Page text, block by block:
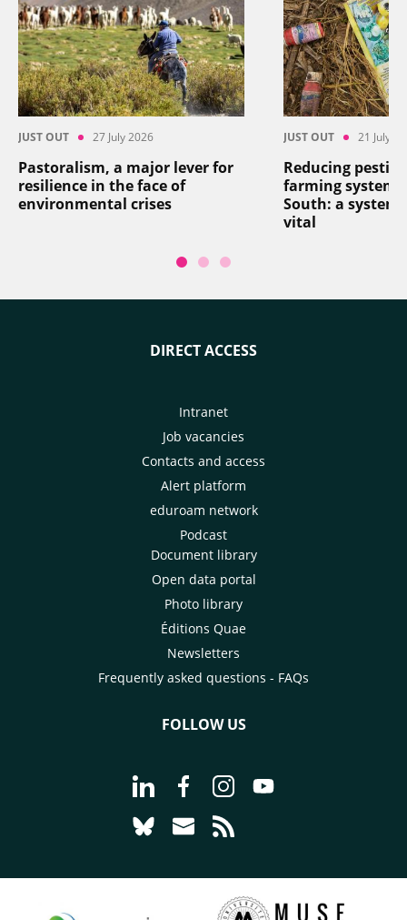
JUST OUT 27 July 2026
Pastoralism, a major lever for
resilience in the face of
environmental crises
JUST OUT 21 July
Reducing
farming
South: a
vital
DIRECT ACCESS
Intranet
Job vacancies
Contacts and access
Alert platform
eduroam network
Podcast
Document library
Open data portal
Photo library
Éditions Quae
Newsletters
Frequently asked questions - FAQs
FOLLOW US
Go to page Follow us on LinkedIn -
Go to page Follow us on
Go to page Follow us on
Go to page Follow
Go to page Follow us on Bluesky -
Go to page Contact us - CIRAD